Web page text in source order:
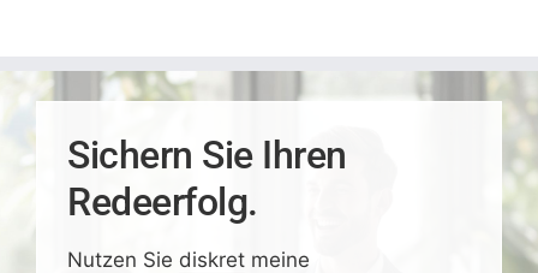
Sichern Sie Ihren
Redeerfolg.
Nutzen Sie diskretmeine